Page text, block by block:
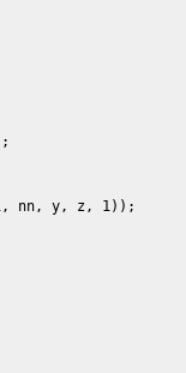
nn, y, z, 1));